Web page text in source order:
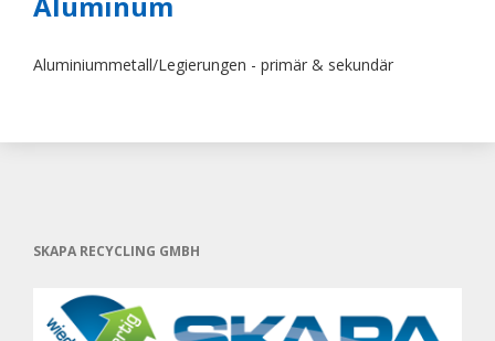
Aluminiummetall/Legierungen - primär & sekundär
SKAPA RECYCLING GMBH